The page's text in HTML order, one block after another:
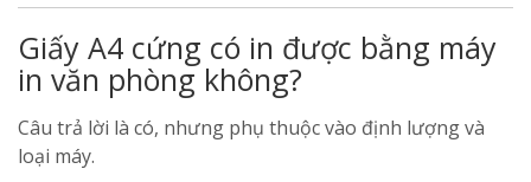
Giấy A4 cứng có in được bằng máy
in văn phòng không?
Câu trả lời là có, nhưng phụ thuộc vào định lượng và
loại máy.